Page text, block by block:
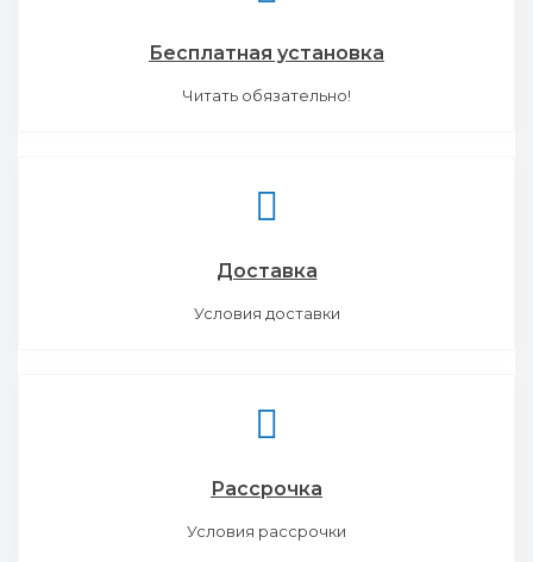
Бесплатная установка
Читать обязательно!
Доставка
Условия доставки
Рассрочка
Условия рассрочки